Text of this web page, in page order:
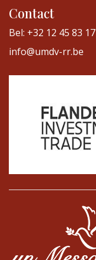
Contact
Bel: +32 12 45 83 17
info@umdv-rr.be